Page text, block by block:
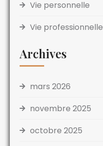
Vie personnelle
Vie professionnelle
Archives
mars 2026
novembre 2025
octobre 2025